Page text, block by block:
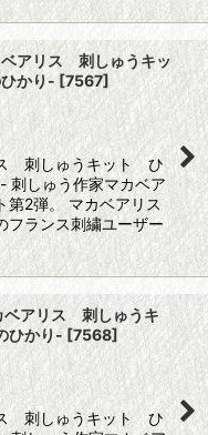
アリス 刺しゅうキッ
かり- [7567]
刺しゅうキット ひ
しゅう作家マカベア
第2弾。 マカベアリス
フランス刺繍ユーザー
アリス 刺しゅうキ
ひかり- [7568]
刺しゅうキット ひ